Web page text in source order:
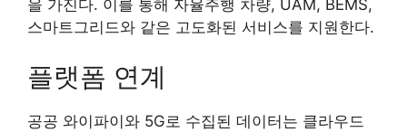
을 가진다. 이를 통해 자율주행 차량, UAM, BEMS,
스마트그리드와 같은 고도화된 서비스를 지원한다.
플랫폼 연계
공공 와이파이와 5G로 수집된 데이터는 클라우드